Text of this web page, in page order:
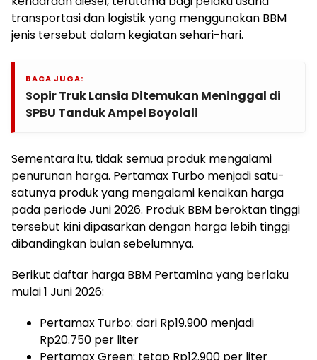
transportasi dan logistik yang menggunakan BBM
jenis tersebut dalam kegiatan sehari-hari.
BACA JUGA:
Sopir Truk Lansia Ditemukan Meninggal di
SPBU Tanduk Ampel Boyolali
Sementara itu, tidak semua produk mengalami
penurunan harga. Pertamax Turbo menjadi satu-
satunya produk yang mengalami kenaikan harga
pada periode Juni 2026. Produk BBM beroktan tinggi
tersebut kini dipasarkan dengan harga lebih tinggi
dibandingkan bulan sebelumnya.
Berikut daftar harga BBM Pertamina yang berlaku
mulai 1 Juni 2026:
Pertamax Turbo: dari Rp19.900 menjadi
Rp20.750 per liter